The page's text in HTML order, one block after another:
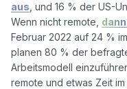
aus , und 16 % der US-
Wenn nicht remote,
Februar 2022 auf 24 %
planen 80 % der
Arbeitsmodell
remote und etwas Zeit